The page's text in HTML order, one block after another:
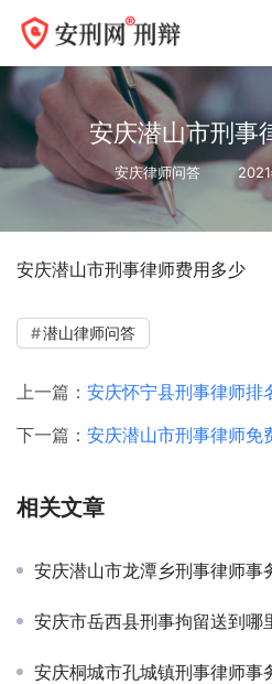
安庆潜山市刑事
安庆律师问答
安庆潜山市刑事律师费用多少
潜山律师问答
上一篇： 安庆怀宁县刑事律师排
下一篇： 安庆潜山市刑事律师免
相关文章
安庆潜山市龙潭乡刑事律师事
安庆市岳西县刑事拘留送到哪
安庆桐城市孔城镇刑事律师事